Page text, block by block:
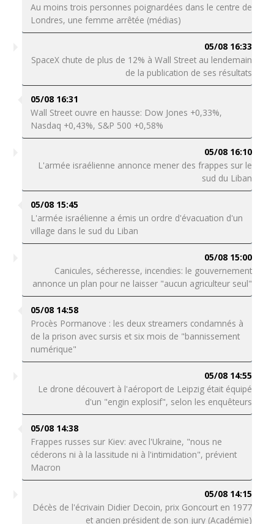
Au moins trois personnes poignardées dans le centre de
Londres, une femme arrêtée (médias)
05/08 16:33
SpaceX chute de plus de 12% à Wall Street au lendemain
de la publication de ses résultats
05/08 16:31
Wall Street ouvre en hausse: Dow Jones +0,33%,
Nasdaq +0,43%, S&P 500 +0,58%
05/08 16:10
L'armée israélienne annonce mener des frappes sur le
sud du Liban
05/08 15:45
L'armée israélienne a émis un ordre d'évacuation d'un
village dans le sud du Liban
05/08 15:00
Canicules, sécheresse, incendies: le gouvernement
annonce un plan pour ne laisser "aucun agriculteur seul"
05/08 14:58
Procès Pormanove : les deux streamers condamnés à
de la prison avec sursis et six mois de "bannissement
numérique"
05/08 14:55
Le drone découvert à l'aéroport de Leipzig était équipé
d'un "engin explosif", selon les enquêteurs
05/08 14:38
Frappes russes sur Kiev: avec l'Ukraine, "nous ne
céderons ni à la lassitude ni à l'intimidation", prévient
Macron
05/08 14:15
Décès de l'écrivain Didier Decoin, prix Goncourt en 1977
et ancien président de son jury (Académie)